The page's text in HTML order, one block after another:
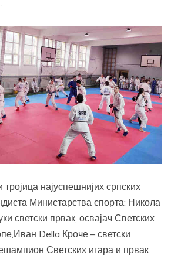
најуспешнијих српских
Министарства спорта: Никола
светски првак, освајач Светских
Della Кроче – светски
Светских игара и првак